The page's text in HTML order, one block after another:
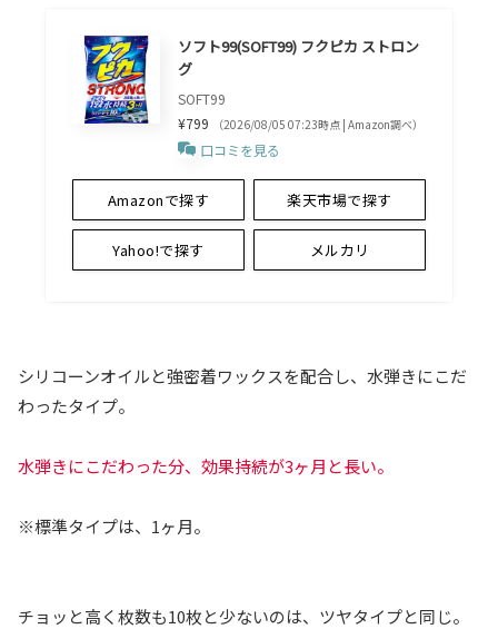
ソフト99(SOFT99) フクピカ ストロン
グ
SOFT99
¥799
（2026/08/05 07:23時点 | Amazon調べ）
口コミを見る
Amazonで探す 楽天市場で探す
Yahoo!で探す メルカリ
シリコーンオイルと強密着ワックスを配合し、水弾きにこだ
わったタイプ。
水弾きにこだわった分、効果持続が3ヶ月と長い。
※標準タイプは、1ヶ月。
チョッと高く枚数も10枚と少ないのは、ツヤタイプと同じ。